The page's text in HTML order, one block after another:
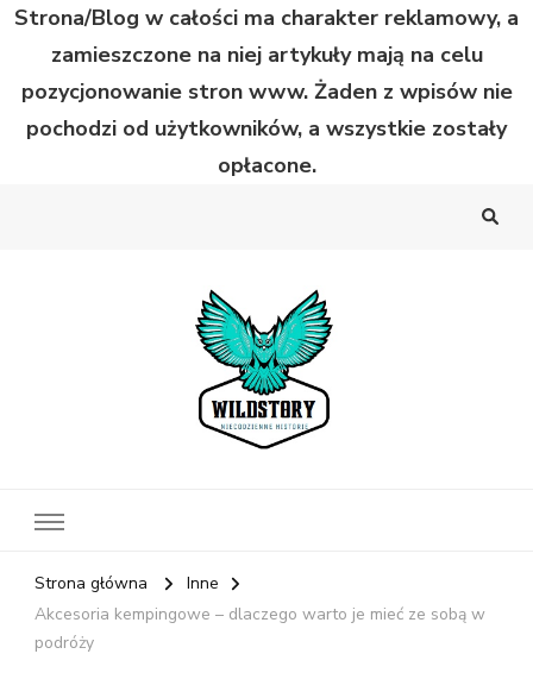
Strona/Blog w całości ma charakter reklamowy, a
zamieszczone na niej artykuły mają na celu
pozycjonowanie stron www. Żaden z wpisów nie
pochodzi od użytkowników, a wszystkie zostały
opłacone.
Strona główna
Inne
Akcesoria kempingowe – dlaczego warto je mieć ze sobą w
podróży